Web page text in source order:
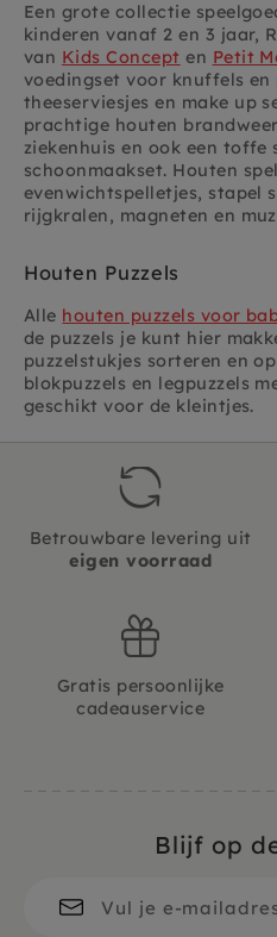
Een grote collectie
kinderen vanaf 2 en 3 jaar,
van Kids Concept en Petit
voedingset voor knuffels en
theeserviesjes en make up
prachtige houten
ziekenhuis en ook een toffe
schoonmaakset. Houten
evenwichtspelletjes, stapel
rijgkralen, magneten en
Houten Puzzels
Alle houten puzzels voor
de puzzels je kunt hier
puzzelstukjes sorteren en
blokpuzzels en legpuzzels
geschikt voor de kleintjes.
Betrouwbare levering uit
eigen voorraad
Gratis persoonlijke
cadeauservice
Blijf op